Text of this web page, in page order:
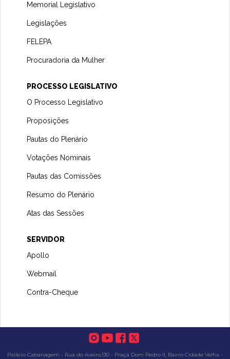
Memorial Legislativo
Legislações
FELEPA
Procuradoria da Mulher
PROCESSO LEGISLATIVO
O Processo Legislativo
Proposições
Pautas do Plenário
Votações Nominais
Pautas das Comissões
Resumo do Plenário
Atas das Sessões
SERVIDOR
Apollo
Webmail
Contra-Cheque
Palácio Cabanagem - Rua do Aveiro,130 - Praça Dom Pedro II, Bairro Cidade Velha -